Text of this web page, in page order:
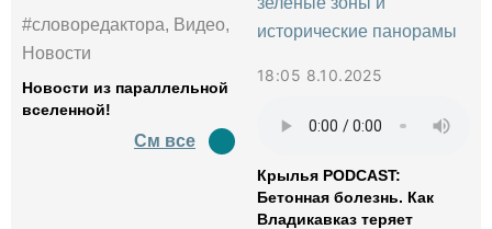
#словоредактора, Видео,
Новости
Новости из параллельной
вселенной!
См все
18:05 8.10.2025
Крылья PODCAST:
Бетонная болезнь. Как
Владикавказ теряет